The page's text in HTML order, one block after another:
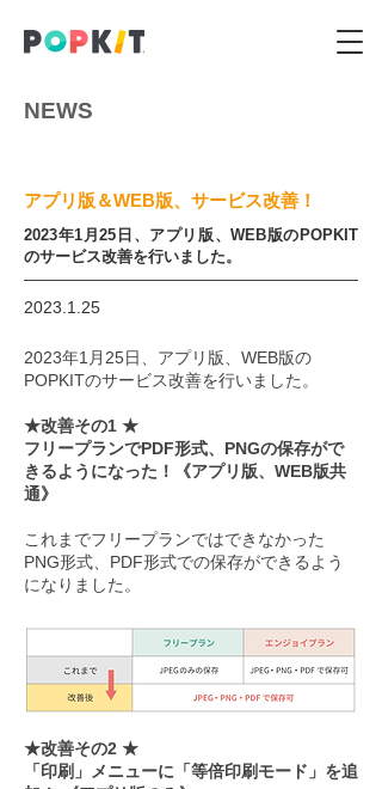
NEWS
アプリ版＆WEB版、サービス改善！
2023年1月25日、アプリ版、WEB版のPOPKIT
のサービス改善を行いました。
2023.1.25
2023年1月25日、アプリ版、WEB版の
POPKITのサービス改善を行いました。
★改善その1 ★
フリープランでPDF形式、PNGの保存がで
きるようになった！《アプリ版、WEB版共
通》
これまでフリープランではできなかった
PNG形式、PDF形式での保存ができるよう
になりました。
★改善その2 ★
「印刷」メニューに「等倍印刷モード」を追